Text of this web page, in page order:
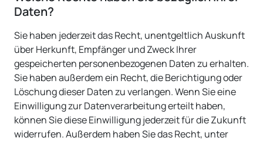
Daten?
Sie haben jederzeit das Recht, unentgeltlich Auskunft
über Herkunft, Empfänger und Zweck Ihrer
gespeicherten personenbezogenen Daten zu erhalten.
Sie haben außerdem ein Recht, die Berichtigung oder
Löschung dieser Daten zu verlangen. Wenn Sie eine
Einwilligung zur Datenverarbeitung erteilt haben,
können Sie diese Einwilligung jederzeit für die Zukunft
widerrufen. Außerdem haben Sie das Recht, unter